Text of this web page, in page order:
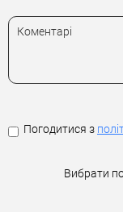
Погодитися з
Вибрати